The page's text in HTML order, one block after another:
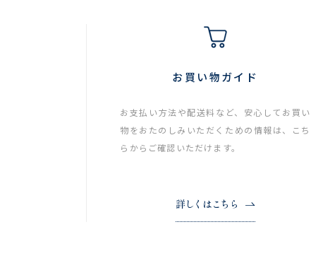
お買い物ガイド
お支払い方法や配送料など、安心してお買い
物をおたのしみいただくための情報は、こち
らからご確認いただけます。
詳しくはこちら